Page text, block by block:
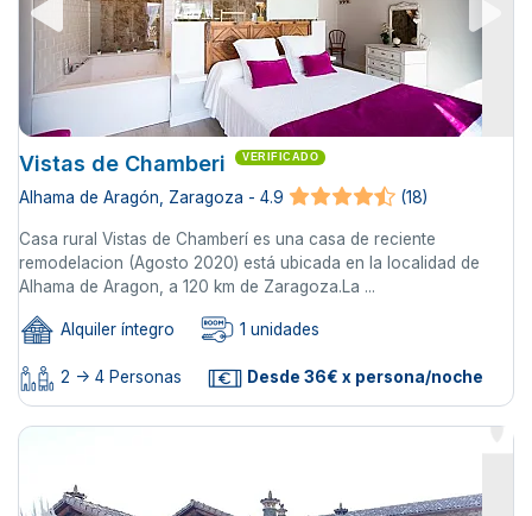
Vistas de Chamberi VERIFICADO
Alhama de Aragón, Zaragoza - 4.9 (18)
Casa rural Vistas de Chamberí es una casa de reciente
remodelacion (Agosto 2020) está ubicada en la localidad de
Alhama de Aragon, a 120 km de Zaragoza.La ...
Alquiler íntegro 1 unidades
2 -> 4 Personas Desde 36€ x persona/noche